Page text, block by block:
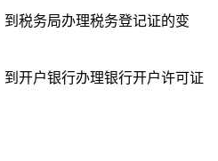
税务局办理税务登记证的变
开户银行办理银行开户许可证